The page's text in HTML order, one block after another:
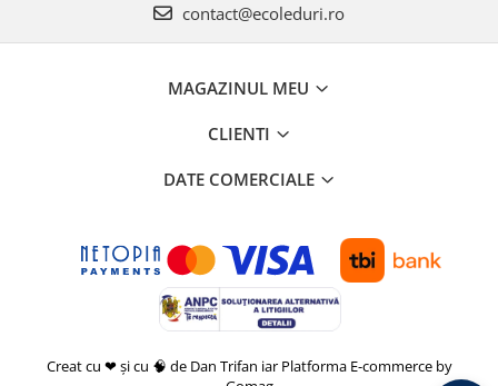
contact@ecoleduri.ro
MAGAZINUL MEU
CLIENTI
DATE COMERCIALE
Creat cu ❤ și cu 🧠 de Dan Trifan iar Platforma E-commerce by